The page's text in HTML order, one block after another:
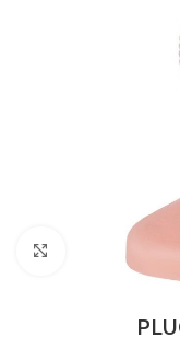
Clique para